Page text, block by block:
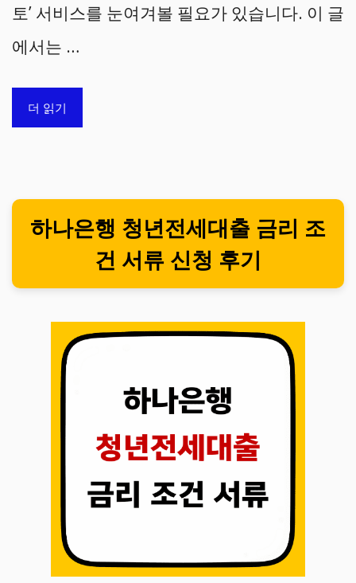
토’ 서비스를 눈여겨볼 필요가 있습니다. 이 글
에서는 …
더 읽기
하나은행 청년전세대출 금리 조
건 서류 신청 후기